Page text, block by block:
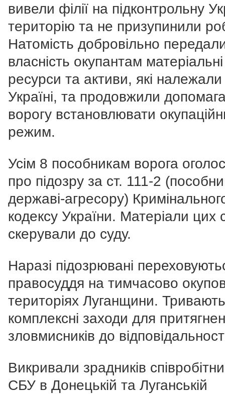
вивели філії на підконтрольну
територію та не призупинили
Натомість добровільно
власність окупантам матеріальні
ресурси та активи, які належали
Україні, та продовжили
ворогу встановлювати
режим.
Усім 8 пособникам ворога
про підозру за ст. 111-2
державі-агресору)
кодексу України. Матеріали цих
скерували до суду.
Наразі підозрювані
правосуддя на тимчасово
територіях Луганщини. Тривають
комплексні заходи для
зловмисників до
Викривали зрадників
СБУ в Донецькій та Луганській